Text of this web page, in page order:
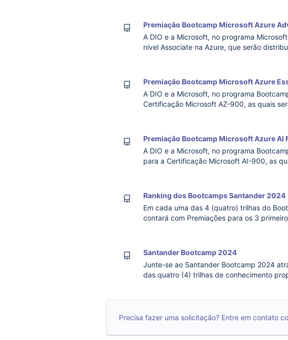
Premiação Bootcamp Microsoft Azure
A DIO e a Microsoft, no programa
nível Associate na Azure, que serão
Premiação Bootcamp Microsoft Azure
A DIO e a Microsoft, no programa
Certificação Microsoft AZ-900, as quais
Premiação Bootcamp Microsoft Azure AI
A DIO e a Microsoft, no programa
para a Certificação Microsoft AI-900, as
Ranking dos Bootcamps Santander 2024
Em cada uma das 4 (quatro) trilhas do
contará com Premiações para os 3
Santander Bootcamp 2024
Junte-se ao Santander Bootcamp 2024 através da inscrição no e siga os
das quatro (4) trilhas de conhecimento
Precisa fazer uma solicitação? Entre em contato